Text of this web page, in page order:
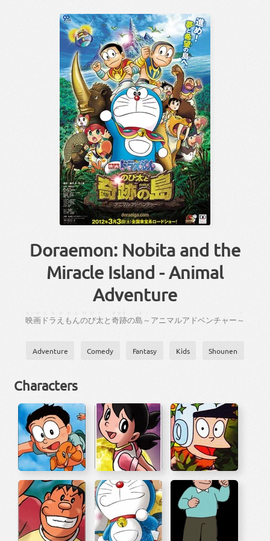
Doraemon: Nobita and the
Miracle Island - Animal
Adventure
映画 ドラえもんのび太と奇跡の島 ～ アニマルアドベンチャー ～
Adventure Comedy Fantasy Kids Shounen
Characters